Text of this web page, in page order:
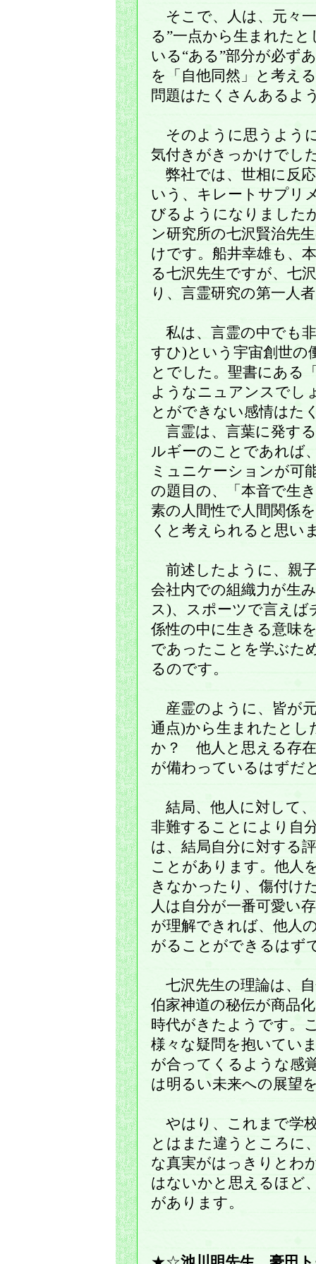
そこで、人は、元々
る”一点から生まれた
いる“ある”部分が必ず
を「自他同然」と考え
問題はたくさんあるよ
そのように思うよう
気付きがきっかけでし
弊社では、世相に反
いう、キレートサプリ
びるようになりました
ン研究所の七沢賢治先
けです。船井幸雄も、
る七沢先生ですが、七
り、言霊研究の第一人
私は、言霊の中でも
すひ)という宇宙創世の
とでした。聖書にある
ようなニュアンスでし
とができない感情はた
言霊は、言葉に発す
ルギーのことであれば
ミュニケーションが可
の題目の、「本音で生
素の人間性で人間関係
くと考えられると思い
前述したように、親
会社内での組織力が生
ス)、スポーツで言え
係性の中に生きる意味
であったことを学ぶた
るのです。
産霊のように、皆が
通点)から生まれたと
か？ 他人と思える存
が備わっているはずだ
結局、他人に対して
非難することにより自
は、結局自分に対する
ことがあります。他人
きなかったり、傷付け
人は自分が一番可愛い
が理解できれば、他人
がることができるはず
七沢先生の理論は、
伯家神道の秘伝が商品
時代がきたようです。
様々な疑問を抱いてい
が合ってくるような感
は明るい未来への展望
やはり、これまで学
とはまた違うところに
な真実がはっきりとわ
はないかと思えるほど
があります。